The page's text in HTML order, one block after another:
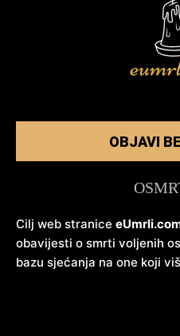
OBJAVI
Cilj web stranice
obavijesti o smrti voljenih
bazu sjećanja na one koji